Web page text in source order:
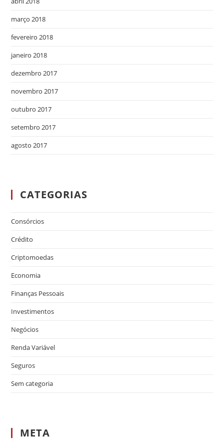
março 2018
fevereiro 2018
janeiro 2018
dezembro 2017
novembro 2017
outubro 2017
setembro 2017
agosto 2017
CATEGORIAS
Consórcios
Crédito
Criptomoedas
Economia
Finanças Pessoais
Investimentos
Negócios
Renda Variável
Seguros
Sem categoria
META